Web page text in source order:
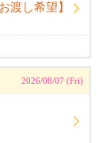
渡し希望】
2026/08/07 (Fri)